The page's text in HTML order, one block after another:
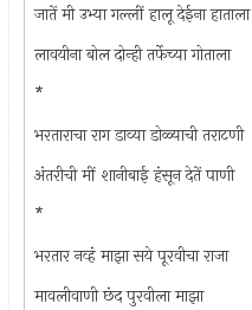
जातें मी उभ्या गल्लीं हालू देईना हाताला
लावयीना बोल दोन्ही तर्फेच्या गोताला
*
भरताराचा राग डाव्या डोळ्याची तराटणी
अंतरीची मीं शानीबाई हंसून देतें पाणी
*
भरतार नव्हं माझा सये पूरवीचा राजा
मावलीवाणी छंद पुरवीला माझा